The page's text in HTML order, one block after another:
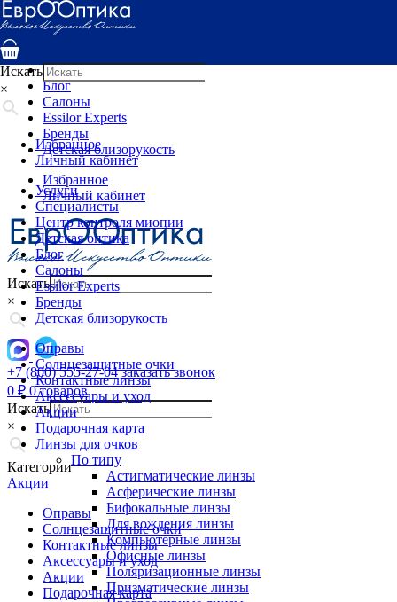
Услуги
Специалисты
Детская оптика
Блог
Салоны
Essilor Experts
Бренды
Детская близорукость
Избранное
Личный кабинет
Искать
×
+7 (800) 555-27-04 заказать звонок
0 ₽ 0 товаров
Искать
×
Категории
Акции
Оправы
Солнцезащитные очки
Контактные линзы
Аксессуары и уход
Акции
Подарочная карта
Искать
×
Избранное
Личный кабинет
Услуги
Специалисты
Центр контроля миопии
Детская оптика
Блог
Салоны
Essilor Experts
Бренды
Детская близорукость
Оправы
Солнцезащитные очки
Контактные линзы
Аксессуары и уход
Акции
Подарочная карта
Линзы для очков
По типу
Астигматические линзы
Асферические линзы
Бифокальные линзы
Для вождения линзы
Компьютерные линзы
Офисные линзы
Поляризационные линзы
Призматические линзы